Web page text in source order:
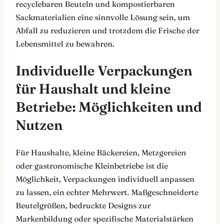
recyclebaren Beuteln und kompostierbaren
Sackmaterialien eine sinnvolle Lösung sein, um
Abfall zu reduzieren und trotzdem die Frische der
Lebensmittel zu bewahren.
Individuelle Verpackungen
für Haushalt und kleine
Betriebe: Möglichkeiten und
Nutzen
Für Haushalte, kleine Bäckereien, Metzgereien
oder gastronomische Kleinbetriebe ist die
Möglichkeit, Verpackungen individuell anpassen
zu lassen, ein echter Mehrwert. Maßgeschneiderte
Beutelgrößen, bedruckte Designs zur
Markenbildung oder spezifische Materialstärken